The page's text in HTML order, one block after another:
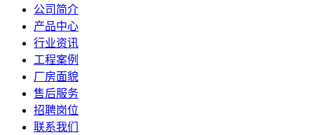
公司简介
产品中心
行业资讯
工程案例
厂房面貌
售后服务
招聘岗位
联系我们